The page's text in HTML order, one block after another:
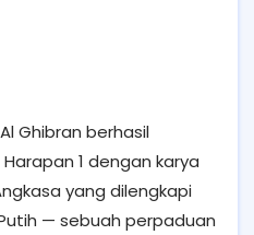
Ghibran berhasil
1 dengan karya
yang dilengkapi
— sebuah perpaduan